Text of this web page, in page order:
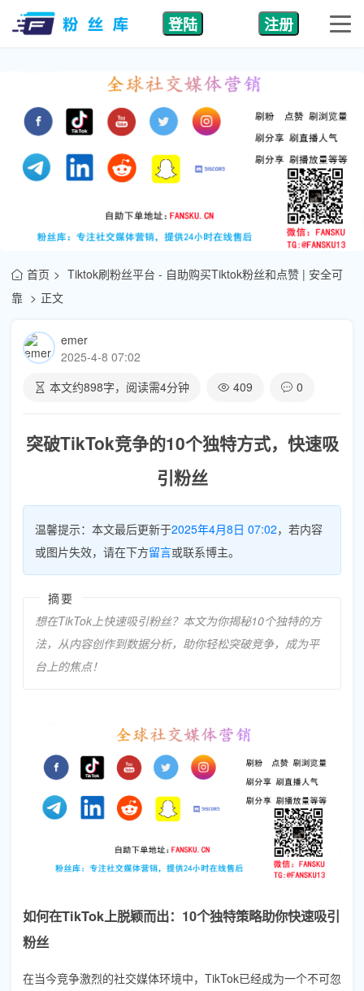
登陆 注册
首页
Tiktok刷粉丝平台 - 自助购买Tiktok粉丝和点赞 | 安全可
靠
正文
emer
2025-4-8 07:02
本文约898字，阅读需4分钟 409 0
突破TikTok竞争的10个独特方式，快速吸
引粉丝
温馨提示：本文最后更新于2025年4月8日 07:02，若内容
或图片失效，请在下方留言或联系博主。
摘要
想在TikTok上快速吸引粉丝？本文为你揭秘10个独特的方
法，从内容创作到数据分析，助你轻松突破竞争，成为平
台上的焦点！
如何在TikTok上脱颖而出：10个独特策略助你快速吸引
粉丝
在当今竞争激烈的社交媒体环境中，TikTok已经成为一个不可忽